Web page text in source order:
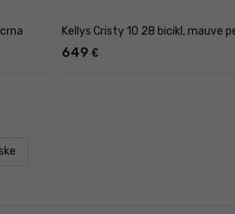
Kellys Cristy 10 28 bicikl, mauve
649 €